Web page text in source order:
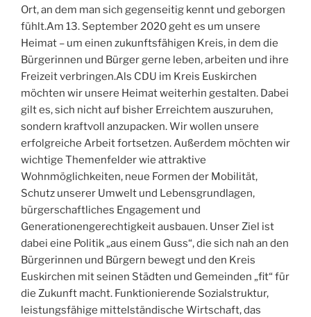
Ort, an dem man sich gegenseitig kennt und geborgen
fühlt.Am 13. September 2020 geht es um unsere
Heimat – um einen zukunftsfähigen Kreis, in dem die
Bürgerinnen und Bürger gerne leben, arbeiten und ihre
Freizeit verbringen.Als CDU im Kreis Euskirchen
möchten wir unsere Heimat weiterhin gestalten. Dabei
gilt es, sich nicht auf bisher Erreichtem auszuruhen,
sondern kraftvoll anzupacken. Wir wollen unsere
erfolgreiche Arbeit fortsetzen. Außerdem möchten wir
wichtige Themenfelder wie attraktive
Wohnmöglichkeiten, neue Formen der Mobilität,
Schutz unserer Umwelt und Lebensgrundlagen,
bürgerschaftliches Engagement und
Generationengerechtigkeit ausbauen. Unser Ziel ist
dabei eine Politik „aus einem Guss“, die sich nah an den
Bürgerinnen und Bürgern bewegt und den Kreis
Euskirchen mit seinen Städten und Gemeinden „fit“ für
die Zukunft macht. Funktionierende Sozialstruktur,
leistungsfähige mittelständische Wirtschaft, das